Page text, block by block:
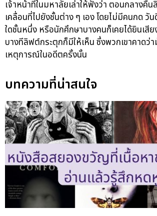
เจ้าหน้าที่ในมหาลัยเล่าให้ฟังว่า ตอนกลางคื
เคลื่อนที่ไปยังชั้นต่าง ๆ เอง โดยไม่มีคนกด วั
ใดชั้นหนึ่ง หรือนักศึกษาบางคนก็เคยได้ยินเสี
บางทีลิฟต์กระตุกก็มีให้เห็น ซึ่งพวกเขาคาดว่
เหตุการณ์ในอดีตครั้งนั้น
บทความที่น่าสนใจ